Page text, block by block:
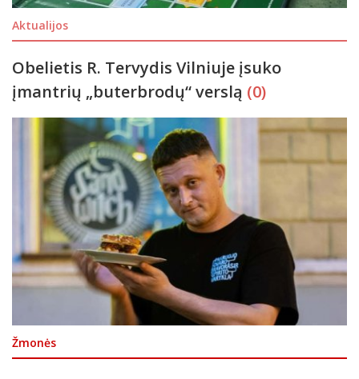
Aktualijos
Obelietis R. Tervydis Vilniuje įsuko
įmantrių „buterbrodų“ verslą (0)
Žmonės